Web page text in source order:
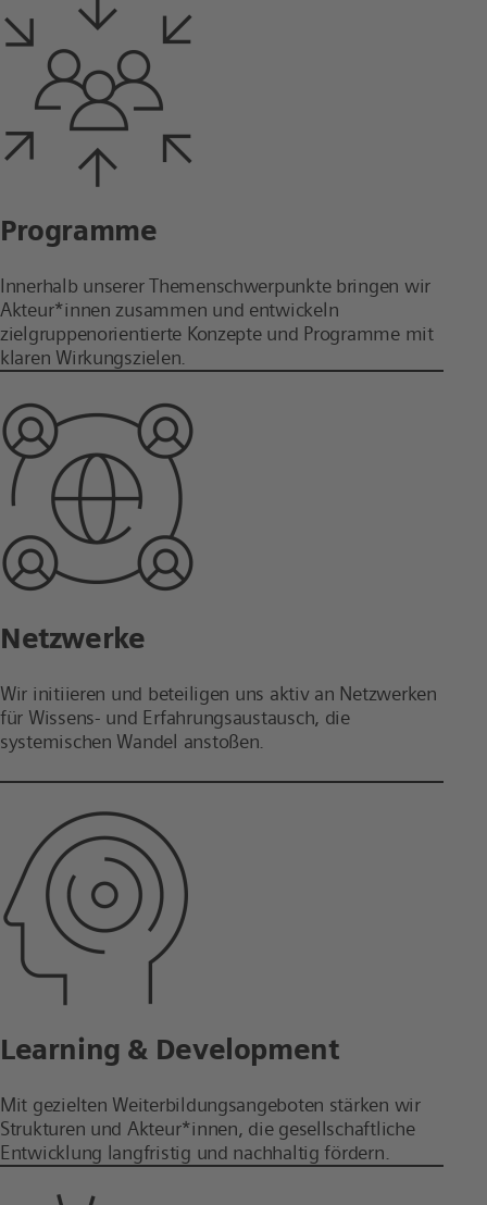
Programme
Innerhalb unserer Themenschwerpunkte bringen wir
Akteur*innen zusammen und entwickeln
zielgruppenorientierte Konzepte und Programme mit
klaren Wirkungszielen.
Netzwerke
Wir initiieren und beteiligen uns aktiv an Netzwerken
für Wissens- und Erfahrungsaustausch, die
systemischen Wandel anstoßen.
Learning & Development
Mit gezielten Weiterbildungsangeboten stärken wir
Strukturen und Akteur*innen, die gesellschaftliche
Entwicklung langfristig und nachhaltig fördern.